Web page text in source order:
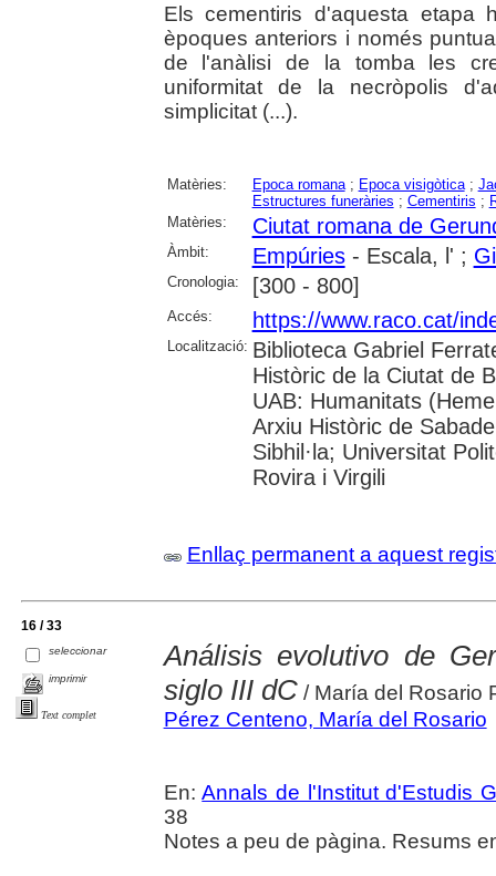
Els cementiris d'aquesta etapa
èpoques anteriors i només
de l'anàlisi de la tomba les
uniformitat de la necròpolis
simplicitat (...).
Matèries: Epoca romana; Epoca visigòtica;
Estructures funeràries ; Cementiris ;
Matèries:
Ciutat romana de
Àmbit: Empúries- Escala, l' ;
Cronologia: [300 - 800]
Accés: https://www.raco.cat/
Localització: Biblioteca Gabriel
Històric de la Ciutat de
UAB: Humanitats
Arxiu Històric de
Sibhil·la; Universitat
Rovira i Virgili
Enllaç permanent a aquest
16 / 33
seleccionar
imprimir
Text complet
Análisis evolutivo de
siglo III dC/ María del Rosario
Pérez Centeno, María del Rosario
En:Annals de l'Institut d'Estudis
38
Notes a peu de pàgina. Resums